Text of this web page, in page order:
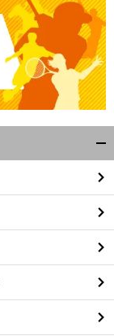
」前
閉
る